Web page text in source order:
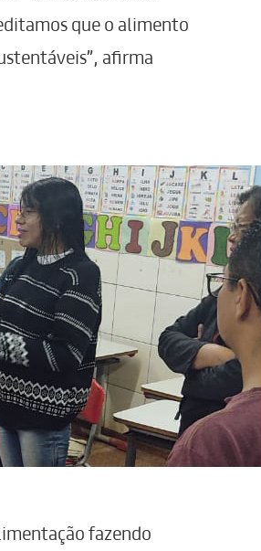
que o alimento
afirma
fazendo